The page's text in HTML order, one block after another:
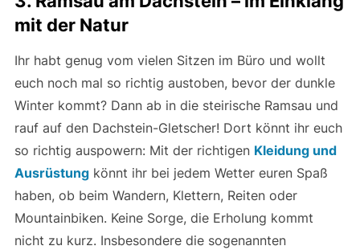
mit der Natur
Ihr habt genug vom vielen Sitzen im Büro und wollt
euch noch mal so richtig austoben, bevor der dunkle
Winter kommt? Dann ab in die steirische Ramsau und
rauf auf den Dachstein-Gletscher! Dort könnt ihr euch
so richtig auspowern: Mit der richtigen Kleidung und
Ausrüstungkönnt ihr bei jedem Wetter euren Spaß
haben, ob beim Wandern, Klettern, Reiten oder
Mountainbiken. Keine Sorge, die Erholung kommt
nicht zu kurz. Insbesondere die sogenannten